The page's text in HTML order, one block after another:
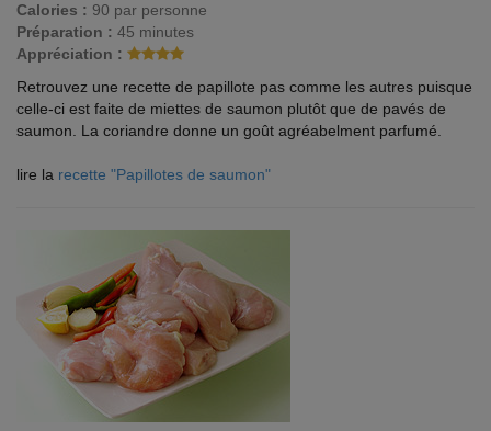
Calories : 90 par personne
Préparation : 45 minutes
Appréciation :
Retrouvez une recette de papillote pas comme les autres puisque
celle-ci est faite de miettes de saumon plutôt que de pavés de
saumon. La coriandre donne un goût agréabelment parfumé.
lire la recette "Papillotes de saumon"